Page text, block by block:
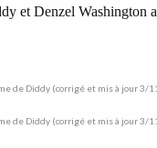
et Denzel Washington